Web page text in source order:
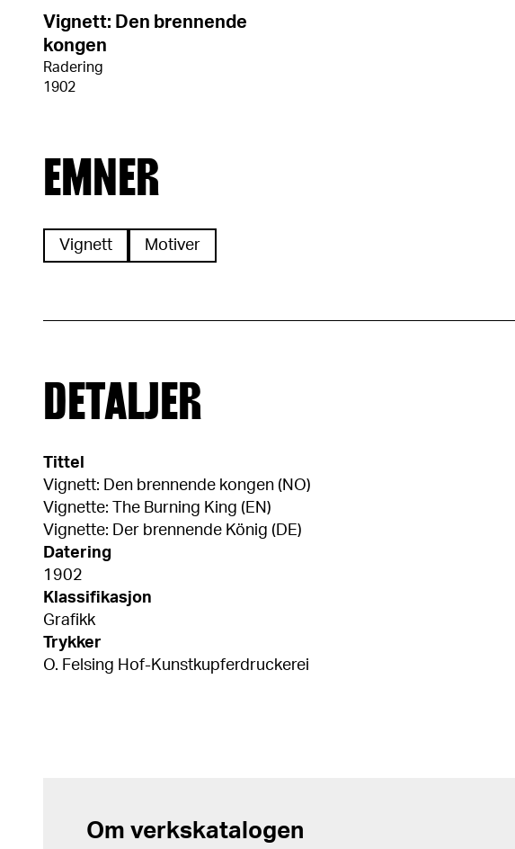
Vignett: Den brennende
kongen
Radering
1902
EMNER
Vignett Motiver
DETALJER
Tittel
Vignett: Den brennende kongen (NO)
Vignette: The Burning King (EN)
Vignette: Der brennende König (DE)
Datering
1902
Klassifikasjon
Grafikk
Trykker
O. Felsing Hof-Kunstkupferdruckerei
Om verkskatalogen